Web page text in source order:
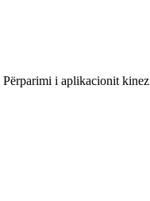
Përparimi i aplikacionit